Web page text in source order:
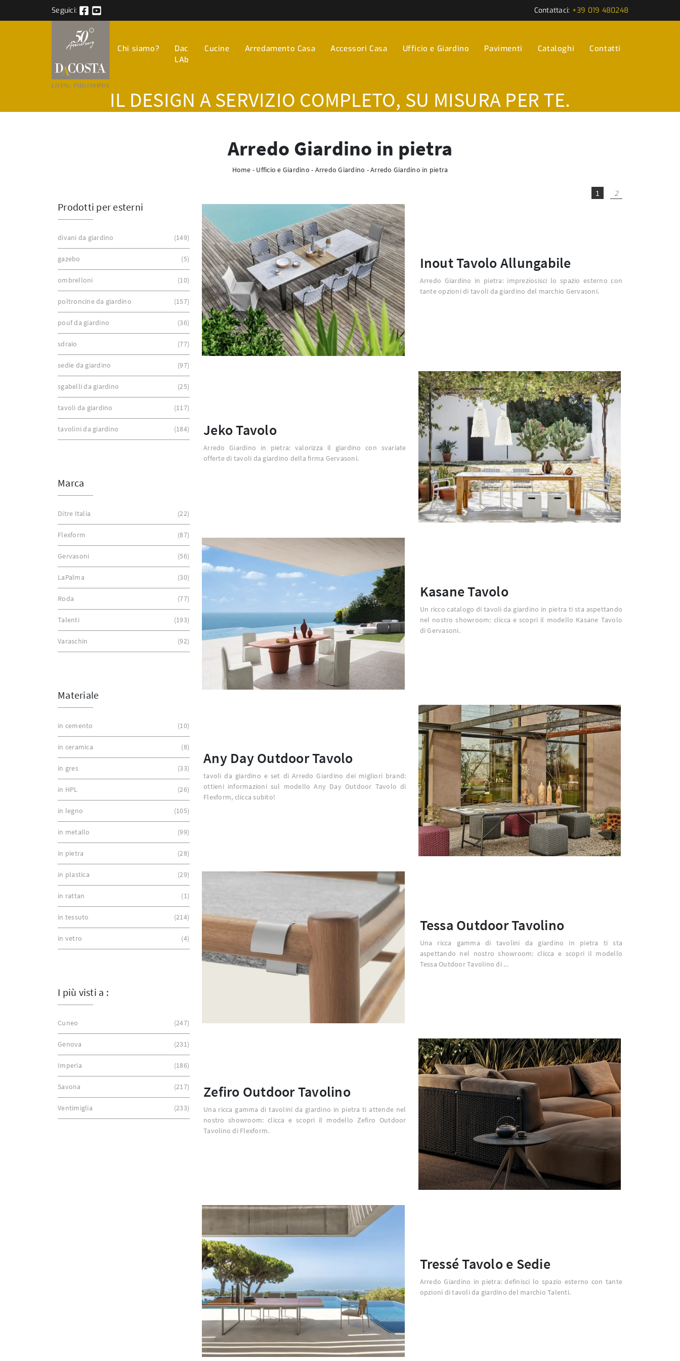
Seguici: Contattaci: +39 019 480248
Chi siamo?
Dac
LAb
Cucine Arredamento Casa Accessori Casa Ufficio e Giardino Pavimenti Cataloghi Contatti
IL DESIGN A SERVIZIO COMPLETO, SU MISURA PER TE.
Arredo Giardino in pietra
Home - Ufficio e Giardino - Arredo Giardino -Arredo Giardino in pietra
1 2
Inout Tavolo Allungabile
Arredo Giardino in pietra: impreziosisci lo spazio esterno con
tante opzioni di tavoli da giardino del marchio Gervasoni.
Jeko Tavolo
Arredo Giardino in pietra: valorizza il giardino con svariate
offerte di tavoli da giardino della firma Gervasoni.
Kasane Tavolo
Un ricco catalogo di tavoli da giardino in pietra ti sta aspettando
nel nostro showroom: clicca e scopri il modello Kasane Tavolo
di Gervasoni.
Any Day Outdoor Tavolo
tavoli da giardino e set di Arredo Giardino dei migliori brand:
ottieni informazioni sul modello Any Day Outdoor Tavolo di
Flexform, clicca subito!
Tessa Outdoor Tavolino
Una ricca gamma di tavolini da giardino in pietra ti sta
aspettando nel nostro showroom: clicca e scopri il modello
Tessa Outdoor Tavolino di ...
Zefiro Outdoor Tavolino
Una ricca gamma di tavolini da giardino in pietra ti attende nel
nostro showroom: clicca e scopri il modello Zefiro Outdoor
Tavolino di Flexform.
Tressé Tavolo e Sedie
Arredo Giardino in pietra: definisci lo spazio esterno con tante
opzioni di tavoli da giardino del marchio Talenti.
Prodotti per esterni
divani da giardino 149
gazebo 5
ombrelloni 10
poltroncine da giardino 157
pouf da giardino 36
sdraio 77
sedie da giardino 97
sgabelli da giardino 25
tavoli da giardino 117
tavolini da giardino 184
Marca
Ditre Italia 22
Flexform 87
Gervasoni 56
LaPalma 30
Roda 77
Talenti 193
Varaschin 92
Materiale
in cemento 10
in ceramica 8
in gres 33
in HPL 26
in legno 105
in metallo 99
in pietra 28
in plastica 29
in rattan 1
in tessuto 214
in vetro 4
I più visti a :
Cuneo 247
Genova 231
Imperia 186
Savona 217
Ventimiglia 233